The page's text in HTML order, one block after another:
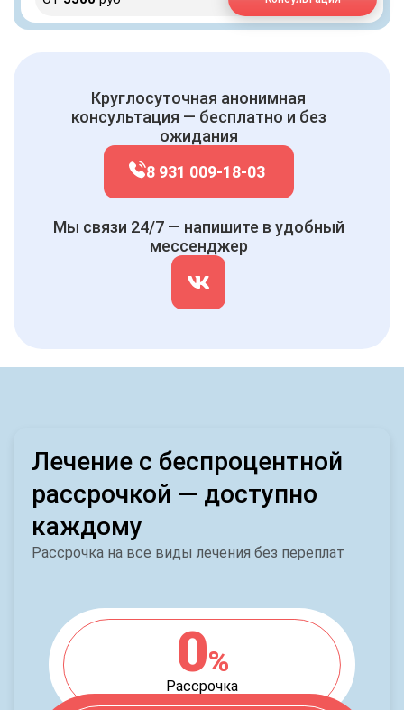
Круглосуточная анонимная
консультация — бесплатно и без
ожидания
8 931 009-18-03
Мы связи 24/7 — напишите в удобный
мессенджер
Лечение с беспроцентной
рассрочкой — доступно
каждому
Рассрочка на все виды лечения без переплат
0%
Рассрочка